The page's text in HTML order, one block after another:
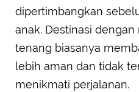
dipertimbangkan
anak. Destinasi
tenang biasanya
lebih aman dan tidak
menikmati perjalanan.